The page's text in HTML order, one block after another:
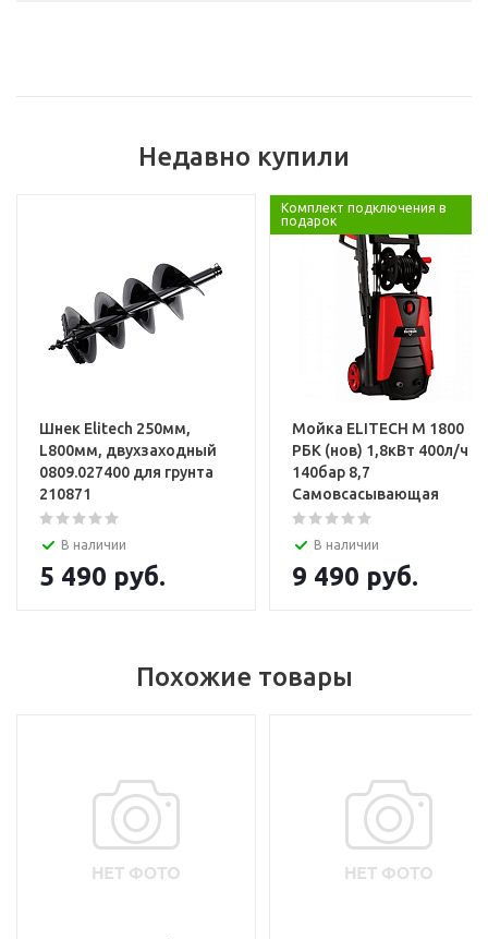
Напряжение заряжаемых аккумуляторов, В:
Услуги
Недавно купили
Шнек Elitech 250мм,
L800мм, двухзаходный
0809.027400 для грунта
210871
В наличии
5 490 руб.
Комплект подключения в
подарок
Мойка ELITECH М 1800
РБК (нов) 1,8кВт 400л/ч
140бар 8,7
Самовсасывающая
В наличии
9 490 руб.
Похожие товары